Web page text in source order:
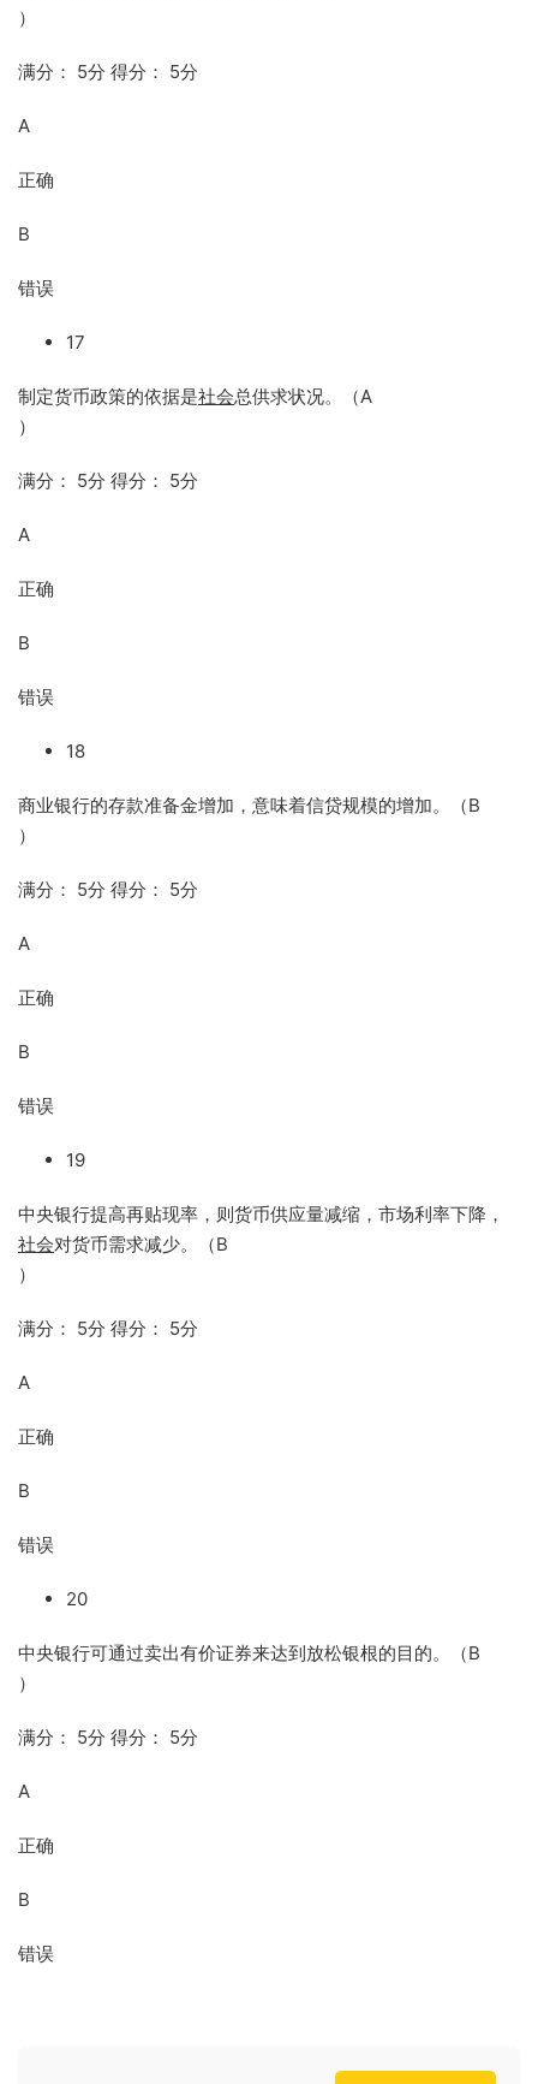
）
满分： 5分 得分： 5分
A
正确
B
错误
17
制定货币政策的依据是社会总供求状况。（A
）
满分： 5分 得分： 5分
A
正确
B
错误
18
商业银行的存款准备金增加，意味着信贷规模的增加。（B
）
满分： 5分 得分： 5分
A
正确
B
错误
19
中央银行提高再贴现率，则货币供应量减缩，市场利率下降，
社会对货币需求减少。（B
）
满分： 5分 得分： 5分
A
正确
B
错误
20
中央银行可通过卖出有价证券来达到放松银根的目的。（B
）
满分： 5分 得分： 5分
A
正确
B
错误